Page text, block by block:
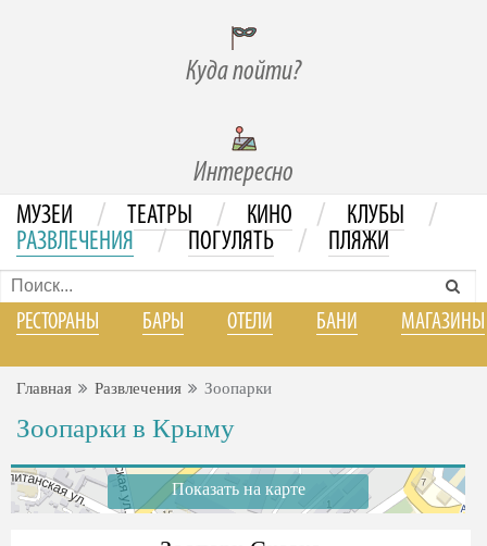
Куда пойти?
Интересно
МУЗЕИ / ТЕАТРЫ / КИНО / КЛУБЫ /
РАЗВЛЕЧЕНИЯ / ПОГУЛЯТЬ / ПЛЯЖИ
РЕСТОРАНЫ БАРЫ ОТЕЛИ БАНИ МАГАЗИНЫ
Главная Развлечения Зоопарки
Зоопарки в Крыму
Показать на карте